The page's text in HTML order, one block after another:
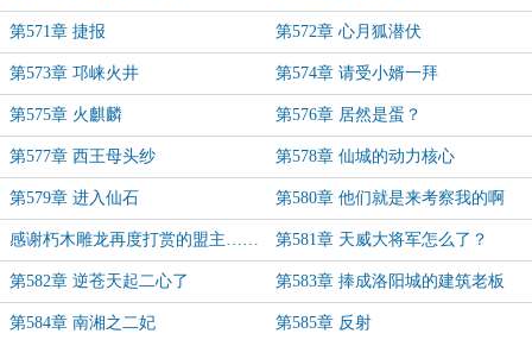
第571章 捷报 第572章 心月狐潜伏
第573章 邛崃火井 第574章 请受小婿一拜
第575章 火麒麟 第576章 居然是蛋？
第577章 西王母头纱 第578章 仙城的动力核心
第579章 进入仙石 第580章 他们就是来考察我的啊
感谢朽木雕龙再度打赏的盟主…… 第581章 天威大将军怎么了？
第582章 逆苍天起二心了 第583章 捧成洛阳城的建筑老板
第584章 南湘之二妃 第585章 反射